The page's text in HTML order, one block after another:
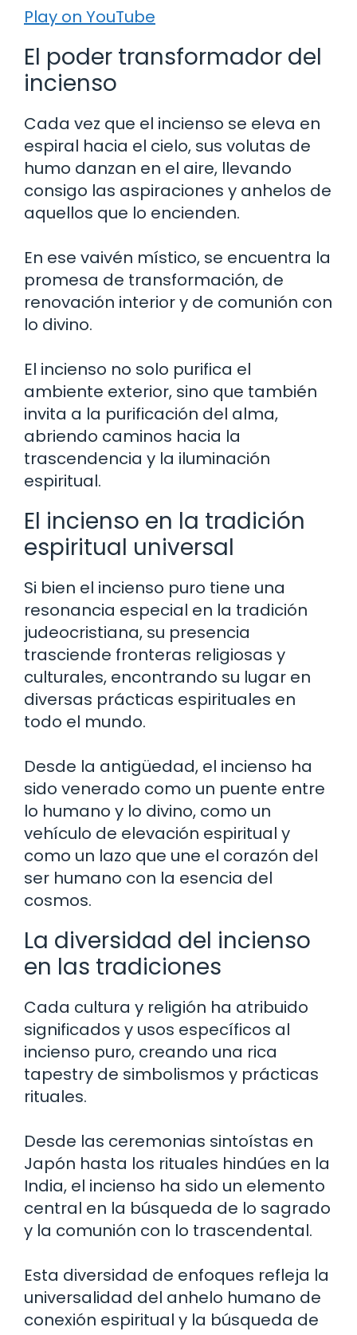
Play on YouTube
El poder transformador del
incienso
Cada vez que el incienso se eleva en
espiral hacia el cielo, sus volutas de
humo danzan en el aire, llevando
consigo las aspiraciones y anhelos de
aquellos que lo encienden.
En ese vaivén místico, se encuentra la
promesa de transformación, de
renovación interior y de comunión con
lo divino.
El incienso no solo purifica el
ambiente exterior, sino que también
invita a la purificación del alma,
abriendo caminos hacia la
trascendencia y la iluminación
espiritual.
El incienso en la tradición
espiritual universal
Si bien el incienso puro tiene una
resonancia especial en la tradición
judeocristiana, su presencia
trasciende fronteras religiosas y
culturales, encontrando su lugar en
diversas prácticas espirituales en
todo el mundo.
Desde la antigüedad, el incienso ha
sido venerado como un puente entre
lo humano y lo divino, como un
vehículo de elevación espiritual y
como un lazo que une el corazón del
ser humano con la esencia del
cosmos.
La diversidad del incienso
en las tradiciones
Cada cultura y religión ha atribuido
significados y usos específicos al
incienso puro, creando una rica
tapestry de simbolismos y prácticas
rituales.
Desde las ceremonias sintoístas en
Japón hasta los rituales hindúes en la
India, el incienso ha sido un elemento
central en la búsqueda de lo sagrado
y la comunión con lo trascendental.
Esta diversidad de enfoques refleja la
universalidad del anhelo humano de
conexión espiritual y la búsqueda de